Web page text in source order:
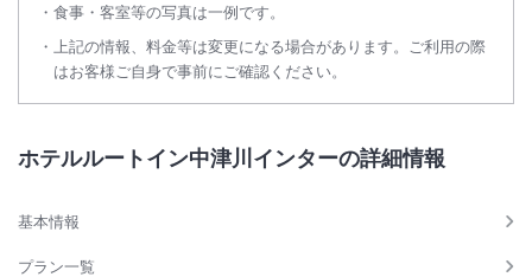
食事・客室等の写真は一例です。
上記の情報、料金等は変更になる場合があります。ご利用の際
はお客様ご自身で事前にご確認ください。
ホテルルートイン中津川インターの詳細情報
基本情報
プラン一覧